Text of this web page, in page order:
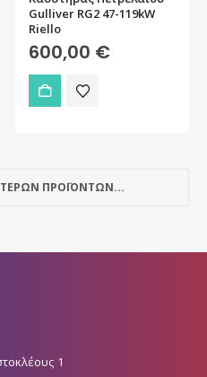
Gulliver RG2 47-119kW
Riello
600,00 €
ΠΡΟΪΟΝΤΩΝ...
1